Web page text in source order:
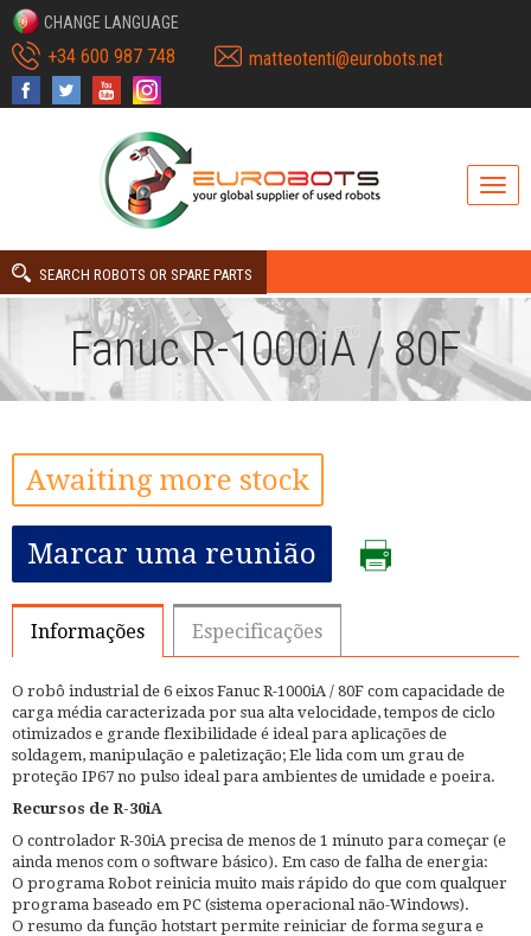
CHANGE LANGUAGE
+34 600 987 748 matteotenti@eurobots.net
SEARCH ROBOTS OR SPARE PARTS
Fanuc R-1000iA / 80F
Awaiting more stock
Marcar uma reunião
Informações Especificações
O robô industrial de 6 eixos Fanuc R-1000iA / 80F com capacidade de
carga média caracterizada por sua alta velocidade, tempos de ciclo
otimizados e grande flexibilidade é ideal para aplicações de
soldagem, manipulação e paletização; Ele lida com um grau de
proteção IP67 no pulso ideal para ambientes de umidade e poeira.
Recursos de R-30iA
O controlador R-30iA precisa de menos de 1 minuto para começar (e
ainda menos com o software básico). Em caso de falha de energia:
O programa Robot reinicia muito mais rápido do que com qualquer
programa baseado em PC (sistema operacional não-Windows).
O resumo da função hotstart permite reiniciar de forma segura e